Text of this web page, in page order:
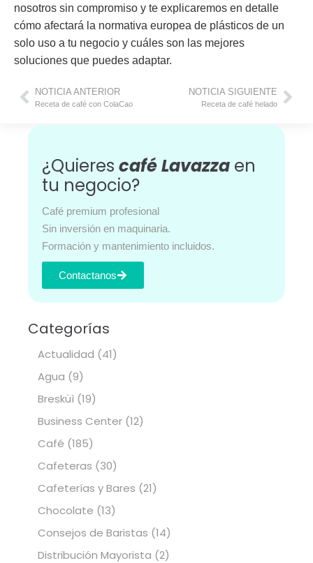
nosotros sin compromiso y te explicaremos en detalle
cómo afectará la normativa europea de plásticos de un
solo uso a tu negocio y cuáles son las mejores
soluciones que puedes adaptar.
NOTICIA ANTERIOR
Receta de café con ColaCao
NOTICIA SIGUIENTE
Receta de café helado
¿Quieres café Lavazza en
tu negocio?
Café premium profesional
Sin inversión en maquinaria.
Formación y mantenimiento incluidos.
Contactanos
Categorías
Actualidad (41)
Agua (9)
Bresküì (19)
Business Center (12)
Café (185)
Cafeteras (30)
Cafeterías y Bares (21)
Chocolate (13)
Consejos de Baristas (14)
Distribución Mayorista (2)